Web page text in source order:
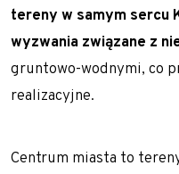
tereny w samym sercu
wyzwania związane z
gruntowo-wodnymi, co
realizacyjne.
Centrum miasta to